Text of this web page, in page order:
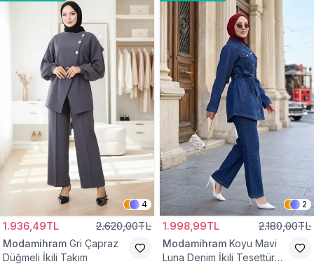
4
1.936,49TL 2.620,00TL
Modamihram Gri Çapraz
Düğmeli İkili Takım
2
1.998,99TL 2.180,00TL
Modamihram Koyu Mavi
Luna Denim İkili Tesettür